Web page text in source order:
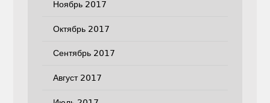
Ноябрь 2017
Октябрь 2017
Сентябрь 2017
Август 2017